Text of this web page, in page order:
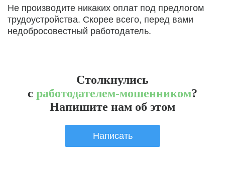
Не производите никаких оплат под предлогом
трудоустройства. Скорее всего, перед вами
недобросовестный работодатель.
Столкнулись
с работодателем-мошенником?
Напишите нам об этом
Написать